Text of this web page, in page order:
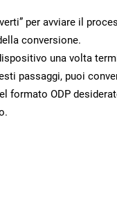
per avviare il
conversione.
una volta
passaggi, puoi
formato ODP